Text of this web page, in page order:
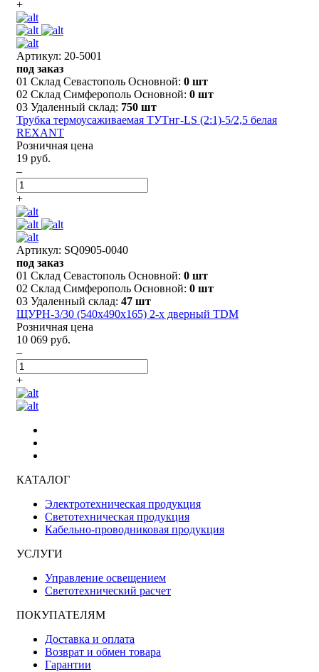
+
Артикул: 20-5001
под заказ
01 Склад Севастополь Основной: 0 шт
02 Склад Симферополь Основной: 0 шт
03 Удаленный склад: 750 шт
Трубка термоусаживаемая ТУТнг-LS (2:1)-5/2,5 белая
REXANT
Розничная цена
19 руб.
–
+
Артикул: SQ0905-0040
под заказ
01 Склад Севастополь Основной: 0 шт
02 Склад Симферополь Основной: 0 шт
03 Удаленный склад: 47 шт
ЩУРН-3/30 (540х490х165) 2-х дверный TDM
Розничная цена
10 069 руб.
–
+
КАТАЛОГ
Электротехническая продукция
Светотехническая продукция
Кабельно-проводниковая продукция
УСЛУГИ
Управление освещением
Светотехнический расчет
ПОКУПАТЕЛЯМ
Доставка и оплата
Возврат и обмен товара
Гарантии